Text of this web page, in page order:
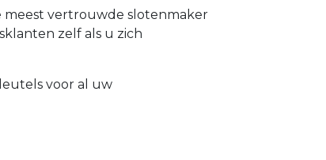
meest vertrouwde slotenmaker
zelf als u zich
voor al uw